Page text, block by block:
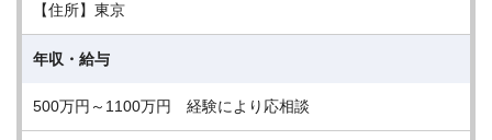
【住所】東京
年収・給与
500万円～1100万円 経験により応相談